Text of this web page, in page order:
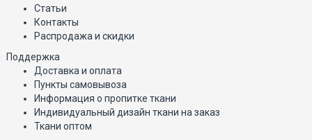
Статьи
Контакты
Распродажа и скидки
Поддержка
Доставка и оплата
Пункты самовывоза
Информация о пропитке ткани
Индивидуальный дизайн ткани на заказ
Ткани оптом